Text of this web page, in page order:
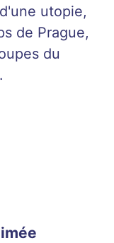
utopie,
de Prague,
du